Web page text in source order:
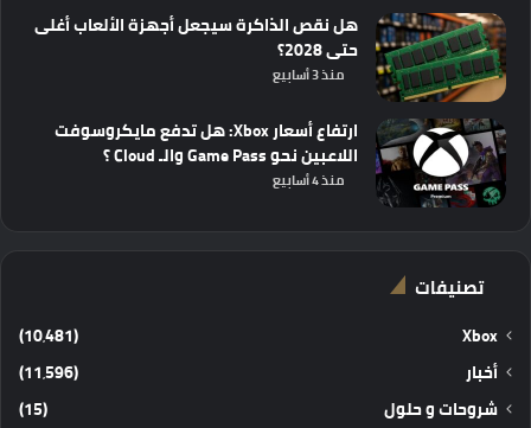
هل نقص الذاكرة سيجعل أجهزة الألعاب أغلى
حتى 2028؟
منذ 3 أسابيع
ارتفاع أسعار Xbox: هل تدفع مايكروسوفت
اللاعبين نحو Game Pass والـ Cloud ؟
منذ 4 أسابيع
تصنيفات
Xbox
(10٬481)
أخبار
(11٬596)
شروحات و حلول
(15)